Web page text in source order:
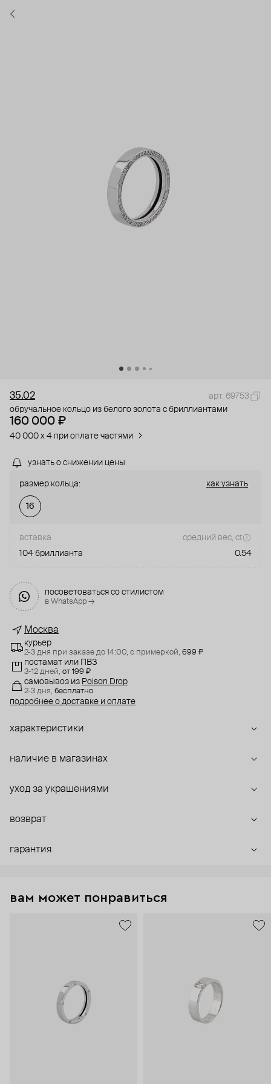
35.02
арт. 69753
обручальное кольцо из белого золота с бриллиантами
160 000 ₽
40 000 x 4 при оплате частями
узнать о снижении цены
размер кольца: как узнать
16
вставка
средний вес, ct
104 бриллианта
0.54
посоветоваться со стилистом
в WhatsApp →
Москва
курьер
2-3 дня при заказе до 14:00, с примеркой, 699 ₽
постамат или ПВЗ
3-12 дней, от 199 ₽
самовывоз из Poison Drop
2-3 дня, бесплатно
подробнее о доставке и оплате
характеристики
наличие в магазинах
уход за украшениями
возврат
гарантия
вам может понравиться